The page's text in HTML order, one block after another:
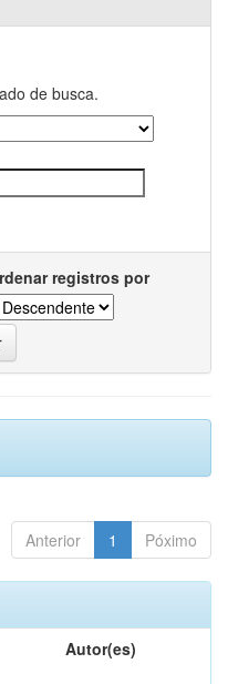
de busca.
registros por
Anterior 1 Póximo
Autor(es)